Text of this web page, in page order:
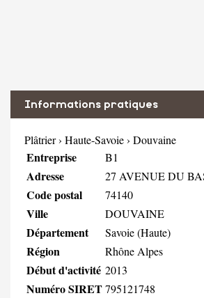
Informations pratiques
Plâtrier› Haute-Savoie› Douvaine
Entreprise B1
Adresse 27 AVENUE DU
Code postal 74140
Ville DOUVAINE
Département Savoie (Haute)
Région Rhône Alpes
Début d'activité 2013
Numéro SIRET795121748